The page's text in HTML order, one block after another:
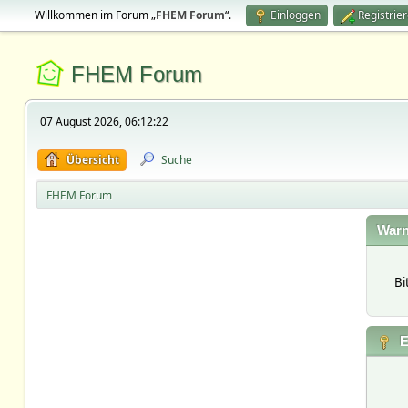
Willkommen im Forum „FHEM Forum“. Einloggen
FHEM Forum
07 August 2026, 06:12:22
Übersicht Suche
FHEM Forum